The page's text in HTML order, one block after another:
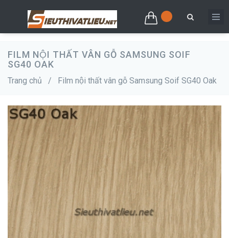
FILM NỘI THẤT VÂN GỖ SAMSUNG SOIF
SG40 OAK
Trang chủ / Film nội thất vân gỗ Samsung Soif SG40 Oak